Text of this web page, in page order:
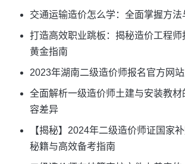
交通运输造价怎么学：全面掌握方法
打造高效职业跳板：揭秘造价工程师
黄金指南
2023年湖南二级造价师报名官方网
全面解析一级造价师土建与安装教材
容差异
【揭秘】2024年二级造价师证国家
秘籍与高效备考指南